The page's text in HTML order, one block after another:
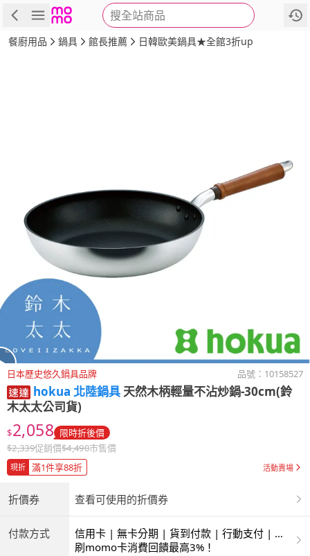
搜全站商品
商品 評價 詳情
餐廚用品 鍋具 館長推薦 日韓歐美鍋具★全館3折up
日本歷史悠久鍋具品牌 品號： 10158527
hokua 北陸鍋具 天然木柄輕量不沾炒鍋-30cm(鈴
木太太公司貨)
$2,058 限時折後價
$2,339促銷價$4,490市售價
現折 滿1件享88折 活動賣場
折價券 查看可使用的折價券
付款方式
信用卡 | 無卡分期 | 貨到付款 | 行動支付 | 超
商付款 | ATM | 銀聯卡
刷momo卡消費回饋最高3%！